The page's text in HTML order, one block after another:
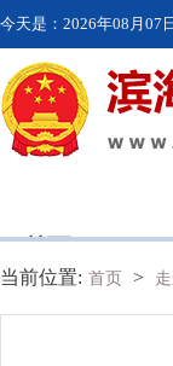
今天是： 2026年08月07
首页
当前位置: 首页 >